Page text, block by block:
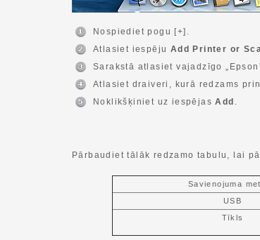
Nospiediet pogu [+].
Atlasiet iespēju Add Printer or
Sarakstā atlasiet vajadzīgo
Atlasiet draiveri, kurā redzams
Noklikšķiniet uz iespējasAdd .
Pārbaudiet tālāk redzamo tabulu, lai
Savienojuma
USB
Tīkls